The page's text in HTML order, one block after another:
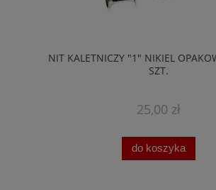
NIT KALETNICZY "1" NIKIEL
SZT.
25,00 zł
do koszyka